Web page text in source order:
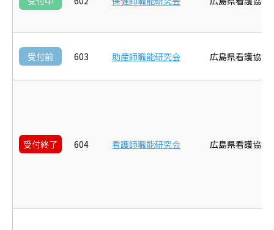
受付前 603 助産師職能研究会 広島県看護協会
受付終了 604 看護師職能研究会 広島県看護協会